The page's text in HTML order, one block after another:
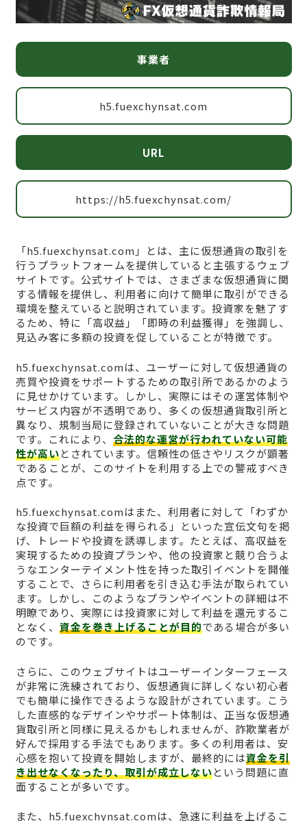
事業者
h5.fuexchynsat.com
URL
https://h5.fuexchynsat.com/
「h5.fuexchynsat.com」とは、主に仮想通貨の取引を
行うプラットフォームを提供していると主張するウェブ
サイトです。公式サイトでは、さまざまな仮想通貨に関
する情報を提供し、利用者に向けて簡単に取引ができる
環境を整えていると説明されています。投資家を魅了す
るため、特に「高収益」「即時の利益獲得」を強調し、
見込み客に多額の投資を促していることが特徴です。
h5.fuexchynsat.comは、ユーザーに対して仮想通貨の
売買や投資をサポートするための取引所であるかのよう
に見せかけています。しかし、実際にはその運営体制や
サービス内容が不透明であり、多くの仮想通貨取引所と
異なり、規制当局に登録されていないことが大きな問題
です。これにより、 合法的な運営が行われていない可能
性が高いとされています。信頼性の低さやリスクが顕著
であることが、このサイトを利用する上での警戒すべき
点です。
h5.fuexchynsat.comはまた、利用者に対して「わずか
な投資で巨額の利益を得られる」といった宣伝文句を掲
げ、トレードや投資を誘導します。たとえば、高収益を
実現するための投資プランや、他の投資家と競り合うよ
うなエンターテイメント性を持った取引イベントを開催
することで、さらに利用者を引き込む手法が取られてい
ます。しかし、このようなプランやイベントの詳細は不
明瞭であり、実際には投資家に対して利益を還元するこ
となく、 資金を巻き上げることが目的である場合が多い
のです。
さらに、このウェブサイトはユーザーインターフェース
が非常に洗練されており、仮想通貨に詳しくない初心者
でも簡単に操作できるような設計がされています。こう
した直感的なデザインやサポート体制は、正当な仮想通
貨取引所と同様に見えるかもしれませんが、詐欺業者が
好んで採用する手法でもあります。多くの利用者は、安
心感を抱いて投資を開始しますが、最終的には資金を引
き出せなくなったり、取引が成立しないという問題に直
面することが多いです。
また、h5.fuexchynsat.comは、急速に利益を上げるこ